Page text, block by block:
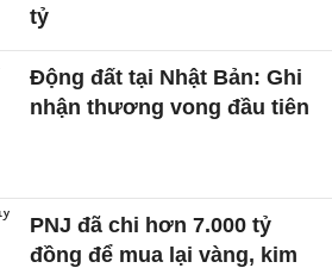
tỷ
Động đất tại Nhật Bản: Ghi
nhận thương vong đầu tiên
PNJ đã chi hơn 7.000 tỷ
đồng để mua lại vàng, kim